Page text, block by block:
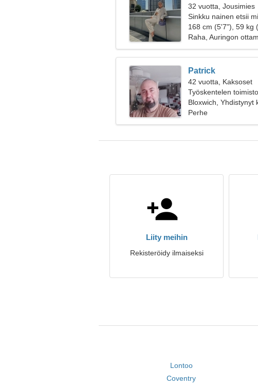
32 vuotta, Jousimies
Sinkku nainen etsii
168 cm (5'7"), 59 kg
Raha, Auringon
Patrick
42 vuotta, Kaksoset
Työskentelen
naista
Bloxwich, Yhdistynyt
Perhe
Liity meihin
Rekisteröidy ilmaiseksi
Lontoo
Coventry